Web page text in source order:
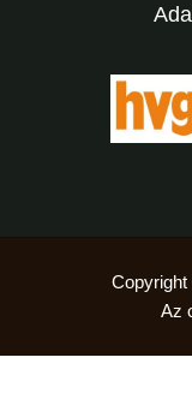
Copyright
Az